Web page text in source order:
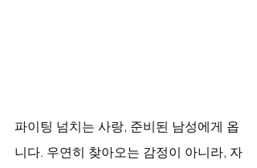
파이팅 넘치는 사랑, 준비된 남성에게 옵
니다. 우연히 찾아오는 감정이 아니라, 자